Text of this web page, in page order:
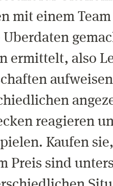
mit einem
ermittelt, also
reagieren
Kaufen
Preis sind